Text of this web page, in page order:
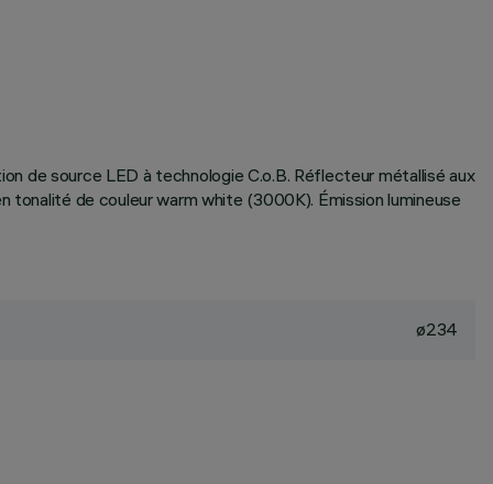
de source LED à technologie C.o.B. Réflecteur métallisé aux
tonalité de couleur warm white (3000K). Émission lumineuse
ø234